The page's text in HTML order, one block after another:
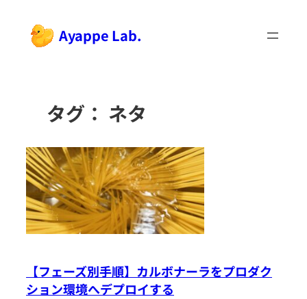
Ayappe Lab.
タグ： ネタ
【フェーズ別手順】カルボナーラをプロダク
ション環境へデプロイする